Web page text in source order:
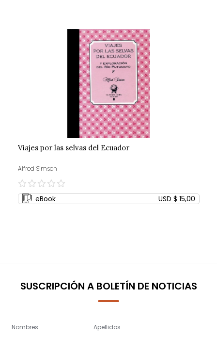
Viajes por las selvas del Ecuador
Alfred Simson
0%
eBook USD $ 15,00
SUSCRIPCIÓN A BOLETÍN DE NOTICIAS
Nombres Apellidos